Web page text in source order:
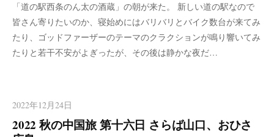
「道の駅西条のん太の酒蔵」の朝が来た。 新しい道の駅なので
皆さん寄りたいのか、寝始めにはバリバリとバイク数台が来てみ
たり、ゴッドファーザーのテーマのクラクションが鳴り響いてみ
たりと若干不安がよぎったが、その後は静かな夜だ…
2022年12月24日
2022 秋の中国旅 第十六日 さらば山口、おひさ